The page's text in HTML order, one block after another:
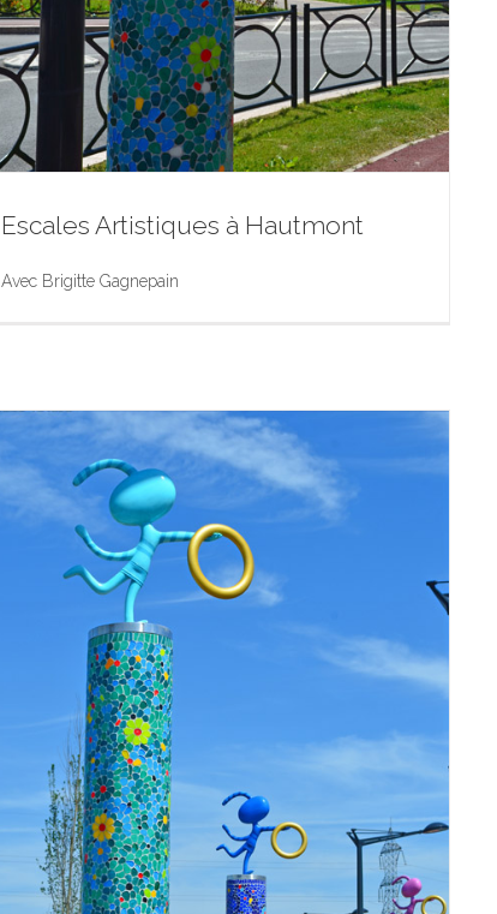
Escales Artistiques à Hautmont
Exposition Portfolio Sculpture Œuvres d’Art dans l’Espace
Public
Escales Artistiques à Hautmont
Avec Brigitte Gagnepain